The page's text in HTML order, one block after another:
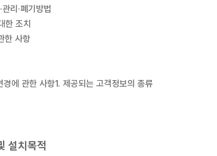
리·폐기방법
한 조치
한 사항
에 관한 사항1. 제공되는 고객정보의 종류
설치목적